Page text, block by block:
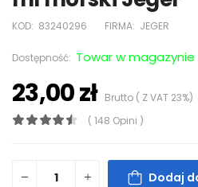
KOD: 83240296 FIRMA: JEGER
Dostępność: Towar w magazynie
23,00 złBrutto ( Z VAT 23%)
( 148 Opini )
Dodaj